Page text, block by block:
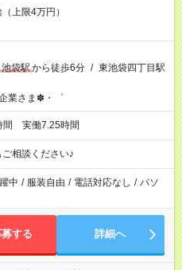
上限4万円）
池袋駅から徒歩6分 / 東池袋四丁目駅
業さま✽・゜
間 実働7.25時間
相談ください♪
中 / 服装自由 / 電話対応なし / パソ
募する 詳細へ